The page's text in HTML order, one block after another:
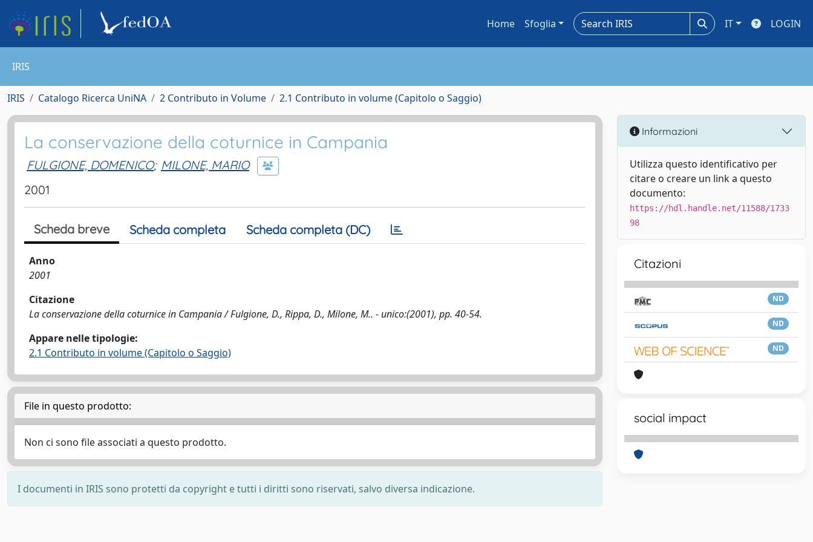
Home Sfoglia IT LOGIN
IRIS
IRIS Catalogo Ricerca UniNA 2 Contributo in Volume 2.1 Contributo in volume (Capitolo o Saggio)
La conservazione della coturnice in Campania
FULGIONE, DOMENICO; MILONE, MARIO
2001
Scheda breve Scheda completa Scheda completa (DC)
Anno
2001
Citazione
La conservazione della coturnice in Campania / Fulgione, D., Rippa, D., Milone, M.. - unico:(2001), pp. 40-54.
Appare nelle tipologie:
2.1 Contributo in volume (Capitolo o Saggio)
File in questo prodotto:
Non ci sono file associati a questo prodotto.
I documenti in IRIS sono protetti da copyright e tutti i diritti sono riservati, salvo diversa indicazione.
Informazioni
Utilizza questo identificativo per
citare o creare un link a questo
documento:
https://hdl.handle.net/11588/1733
98
Citazioni
ND
ND
ND
social impact